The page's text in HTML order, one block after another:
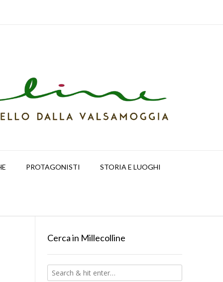
PROTAGONISTI STORIA E LUOGHI
Cerca in Millecolline